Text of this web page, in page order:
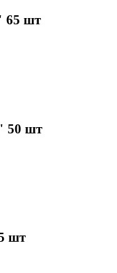
65 шт
50 шт
шт